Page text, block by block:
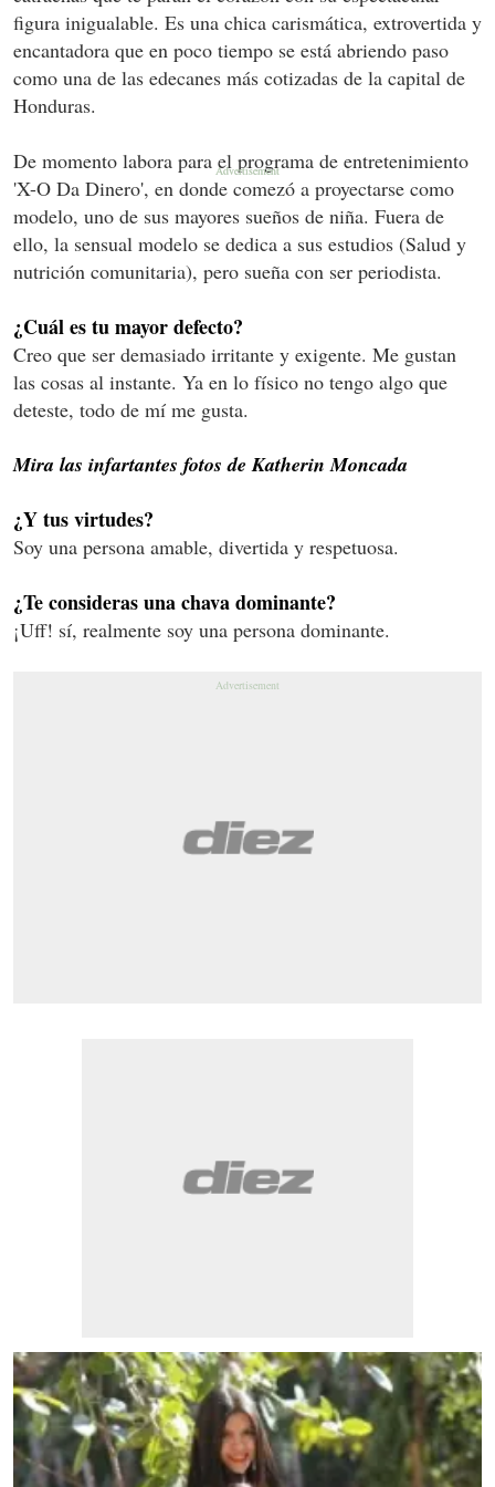
figura inigualable. Es una chica carismática, extrovertida y
encantadora que en poco tiempo se está abriendo paso
como una de las edecanes más cotizadas de la capital de
Honduras.
De momento labora para el programa de entretenimiento
'X-O Da Dinero', en donde comezó a proyectarse como
modelo, uno de sus mayores sueños de niña. Fuera de
ello, la sensual modelo se dedica a sus estudios (Salud y
nutrición comunitaria), pero sueña con ser periodista.
¿Cuál es tu mayor defecto?
Creo que ser demasiado irritante y exigente. Me gustan
las cosas al instante. Ya en lo físico no tengo algo que
deteste, todo de mí me gusta.
Mira las infartantes fotos de Katherin Moncada
¿Y tus virtudes?
Soy una persona amable, divertida y respetuosa.
¿Te consideras una chava dominante?
¡Uff! sí, realmente soy una persona dominante.